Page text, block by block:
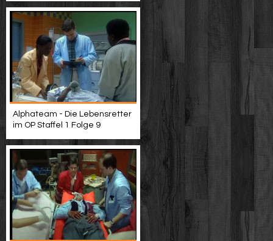
Alphateam - Die Lebensretter
im OP Staffel 1 Folge 9